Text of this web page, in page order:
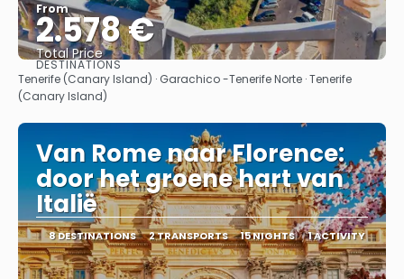
From
2.578 €
Total Price
See
DESTINATIONS
Tenerife (Canary Island) · Garachico -Tenerife Norte · Tenerife
(Canary Island)
Van Rome naar Florence:
door het groene hart van
Italië
8 DESTINATIONS 2 TRANSPORTS 15 NIGHTS 1 ACTIVITY